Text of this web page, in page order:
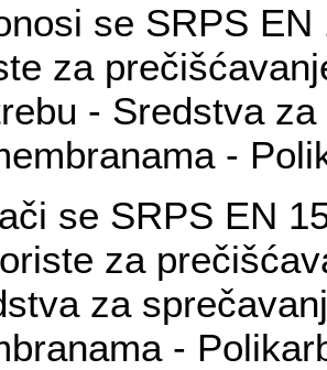
se SRPS
za
- Sredstva
-
se SRPS EN
za
za
-